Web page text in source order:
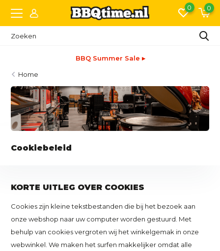
0 0
BBQ Summer Sale ▸
Home
Cookiebeleid
KORTE UITLEG OVER COOKIES
Cookies zijn kleine tekstbestanden die bij het bezoek aan
onze webshop naar uw computer worden gestuurd. Met
behulp van cookies vergroten wij het winkelgemak in onze
webwinkel. We maken het surfen makkelijker omdat alle